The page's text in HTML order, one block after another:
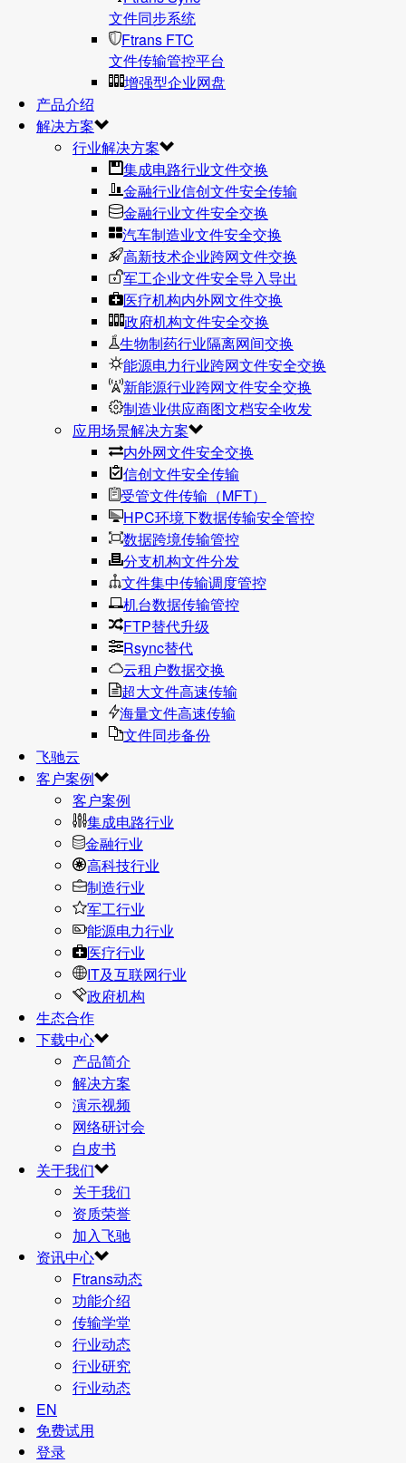
文件同步系统
Ftrans FTC
文件传输管控平台
增强型企业网盘
产品介绍
解决方案
行业解决方案
集成电路行业文件交换
金融行业信创文件安全传输
金融行业文件安全交换
汽车制造业文件安全交换
高新技术企业跨网文件交换
军工企业文件安全导入导出
医疗机构内外网文件交换
政府机构文件安全交换
生物制药行业隔离网间交换
能源电力行业跨网文件安全交换
新能源行业跨网文件安全交换
制造业供应商图文档安全收发
应用场景解决方案
内外网文件安全交换
信创文件安全传输
受管文件传输（MFT）
HPC环境下数据传输安全管控
数据跨境传输管控
分支机构文件分发
文件集中传输调度管控
机台数据传输管控
FTP替代升级
Rsync替代
云租户数据交换
超大文件高速传输
海量文件高速传输
文件同步备份
飞驰云
客户案例
客户案例
集成电路行业
金融行业
高科技行业
制造行业
军工行业
能源电力行业
医疗行业
IT及互联网行业
政府机构
生态合作
下载中心
产品简介
解决方案
演示视频
网络研讨会
白皮书
关于我们
关于我们
资质荣誉
加入飞驰
资讯中心
Ftrans动态
功能介绍
传输学堂
行业动态
行业研究
行业动态
EN
免费试用
登录